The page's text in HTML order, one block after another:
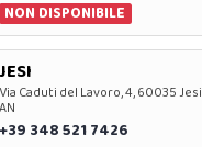
NON DISPONIBILE
JESI
Via Caduti del Lavoro, 4, 60035 Jesi
AN
+39 348 521 7426